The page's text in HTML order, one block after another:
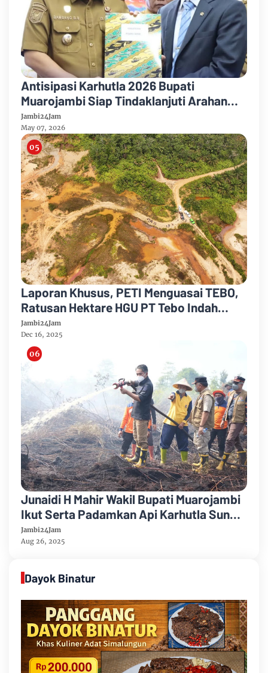
Antisipasi Karhutla 2026 Bupati
Muarojambi Siap Tindaklanjuti Arahan
Strategis Menteri Lingkungan Hidup
Jambi24Jam
May 07, 2026
Laporan Khusus, PETI Menguasai TEBO,
Ratusan Hektare HGU PT Tebo Indah
Hancur, Ada yang Sengaja Membiarkan?
Jambi24Jam
Dec 16, 2025
Junaidi H Mahir Wakil Bupati Muarojambi
Ikut Serta Padamkan Api Karhutla Sungai
Gelam
Jambi24Jam
Aug 26, 2025
Dayok Binatur